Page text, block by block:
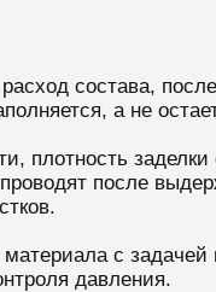
состава,
а не
плотность
после
с
давления.